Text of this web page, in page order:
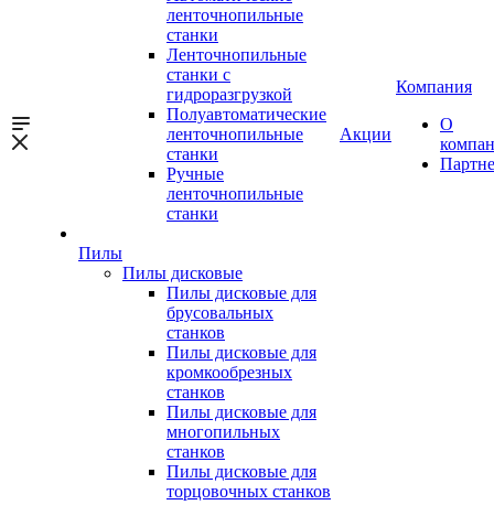
ленточнопильные
станки
Ленточнопильные
станки с
гидроразгрузкой
Полуавтоматические
ленточнопильные
станки
Ручные
ленточнопильные
станки
Пилы
Пилы дисковые
Пилы дисковые для
брусовальных
станков
Пилы дисковые для
кромкообрезных
станков
Пилы дисковые для
многопильных
станков
Пилы дисковые для
торцовочных станков
Акции
Компания
О